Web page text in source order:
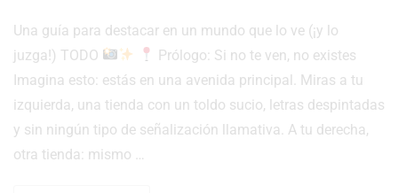
Una guía para destacar en un mundo que lo ve (¡y lo
juzga!) TODO
Prólogo: Si no te ven, no existes
Imagina esto: estás en una avenida principal. Miras a tu
izquierda, una tienda con un toldo sucio, letras despintadas
y sin ningún tipo de señalización llamativa. A tu derecha,
otra tienda: mismo …